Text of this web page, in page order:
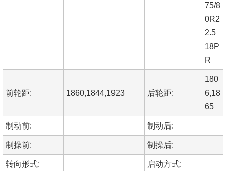
75/8
0R2
2.5
18P
R
前轮距: 1860,1844,1923 后轮距:
180
6,18
65
制动前: 制动后:
制操前: 制操后:
转向形式: 启动方式: